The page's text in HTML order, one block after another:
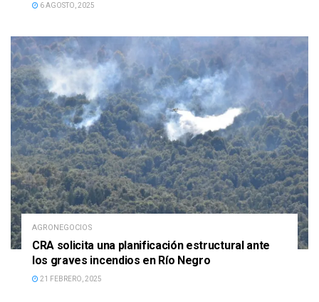
6 AGOSTO, 2025
AGRONEGOCIOS
CRA solicita una planificación estructural ante
los graves incendios en Río Negro
21 FEBRERO, 2025